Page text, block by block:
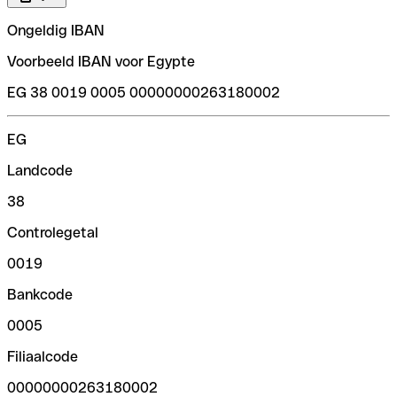
Ongeldig IBAN
Voorbeeld IBAN voor Egypte
EG 38 0019 0005 00000000263180002
EG
Landcode
38
Controlegetal
0019
Bankcode
0005
Filiaalcode
00000000263180002